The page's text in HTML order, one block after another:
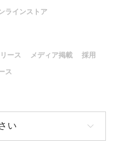
ラインストア
ース メディア掲載 採用
ス